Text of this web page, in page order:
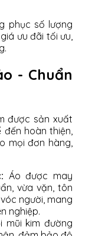
phục số lượng
ưu đãi tối ưu,
- Chuẩn
được sản xuất
hoàn thiện,
mọi đơn hàng,
Áo được may
vừa vặn, tôn
người, mang
nghiệp.
mũi kim đường